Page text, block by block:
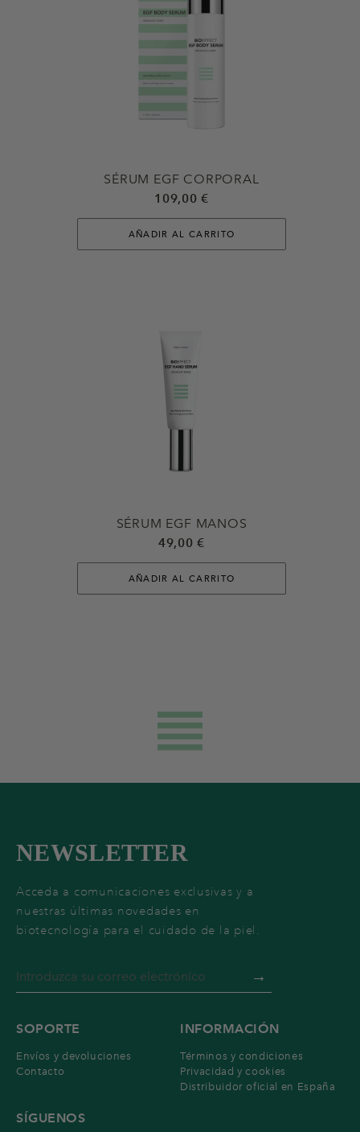
SÉRUM EGF CORPORAL
109,00 €
SÉRUM EGF MANOS
49,00 €
NEWSLETTER
Acceda a comunicaciones exclusivas y a
nuestras últimas novedades en
biotecnología para el cuidado de la piel.
→
SOPORTE
Envíos y devoluciones
Contacto
INFORMACIÓN
Términos y condiciones
Privacidad y cookies
Distribuidor oficial en España
SÍGUENOS